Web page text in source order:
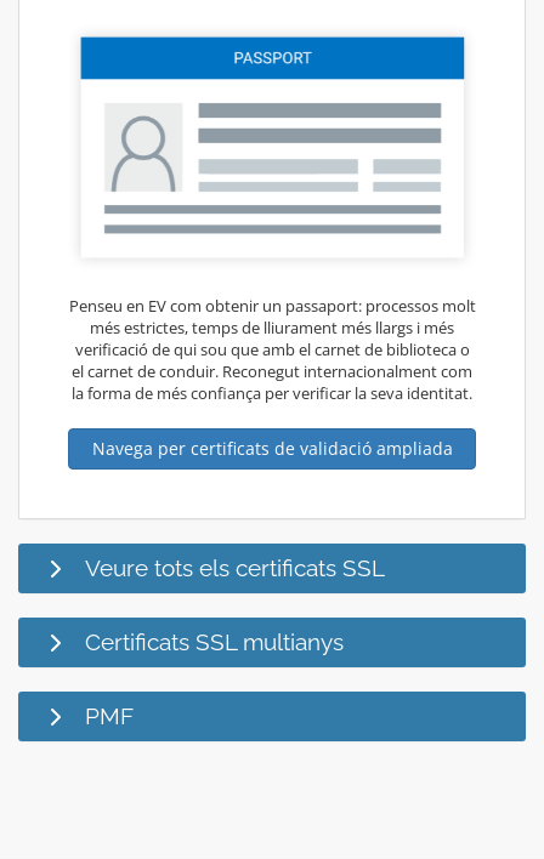
Penseu en EV com obtenir un passaport: processos molt
més estrictes, temps de lliurament més llargs i més
verificació de qui sou que amb el carnet de biblioteca o
el carnet de conduir. Reconegut internacionalment com
la forma de més confiança per verificar la seva identitat.
Navega per certificats de validació ampliada
Veure tots els certificats SSL
Certificats SSL multianys
PMF